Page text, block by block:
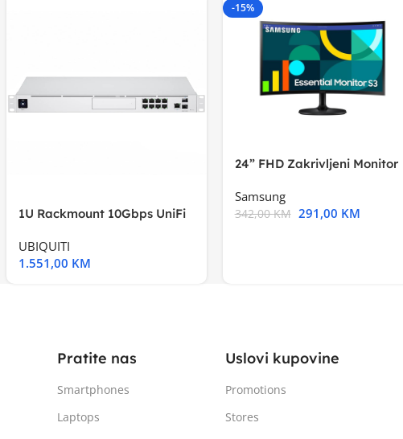
1U Rackmount 10Gbps UniFi
UBIQUITI
1.551,00 KM
-15%
24” FHD Zakrivljeni Monitor
Samsung
342,00KM 291,00 KM
Pratite nas
Smartphones
Laptops
Uslovi kupovine
Promotions
Stores